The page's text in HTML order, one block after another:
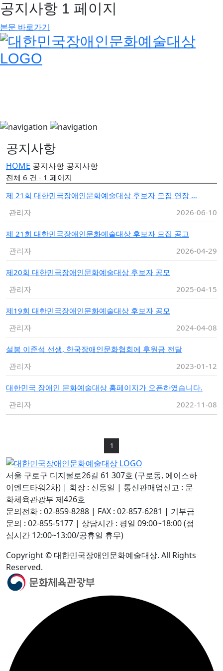
공지사항 1 페이지
본문 바로가기
공지사항
HOME 공지사항 공지사항
전체 6 건 - 1 페이지
제 21회 대한민국장애인문화예술대상 후보자 모집 연장 …
관리자
2026-06-10
제 21회 대한민국장애인문화예술대상 후보자 모집 공고
관리자
2026-04-29
제20회 대한민국장애인문화예술대상 후보자 공모
관리자
2025-04-15
제19회 대한민국장애인문화예술대상 후보자 공모
관리자
2024-04-08
설봉 이준석 선생, 한국장애인문화협회에 후원금 전달
관리자
2023-01-12
대한민국 장애인 문화예술대상 홈페이지가 오픈하였습니다.
관리자
2022-11-08
1
서울 구로구 디지털로26길 61 307호 (구로동, 에이스하
이엔드타워2차) | 회장 : 신동일 | 통신판매업신고 : 문
화체육관광부 제426호
문의전화 : 02-859-8288 | FAX : 02-857-6281 | 기부금
문의 : 02-855-5177 | 상담시간 : 평일 09:00~18:00 (점
심시간 12:00~13:00/공휴일 휴무)
Copyright © 대한민국장애인문화예술대상. All Rights
Reserved.